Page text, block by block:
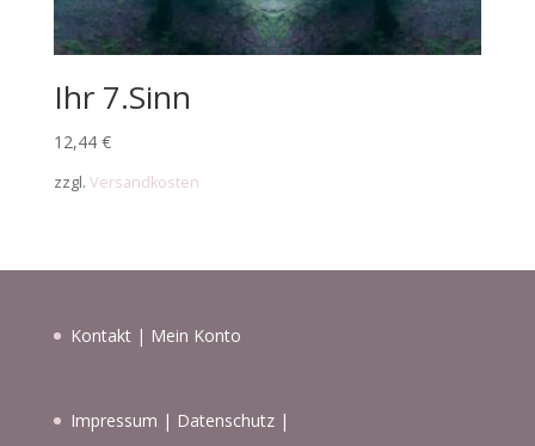
Ihr 7.Sinn
12,44 €
zzgl. Versandkosten
Kontakt | Mein Konto
Impressum | Datenschutz|